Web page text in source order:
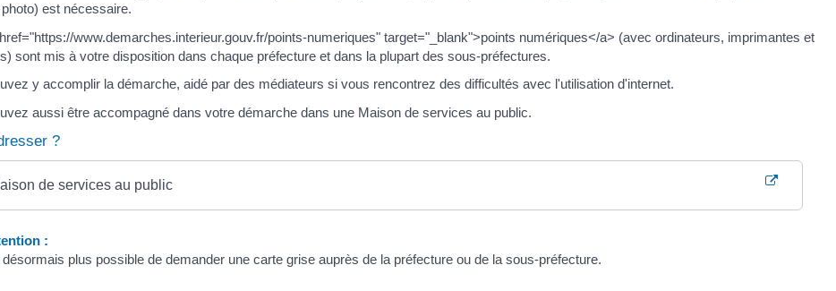
est nécessaire.
www.demarches.interieur.gouv.fr/points-numeriques" target="_blank">points numériques</a> (avec ordinateurs, imprimantes et
sont mis à votre disposition dans chaque préfecture et dans la plupart des sous-préfectures.
y accomplir la démarche, aidé par des médiateurs si vous rencontrez des difficultés avec l'utilisation d'internet.
aussi être accompagné dans votre démarche dans une Maison de services au public.
?
de services au public
:
désormais plus possible de demander une carte grise auprès de la préfecture ou de la sous-préfecture.